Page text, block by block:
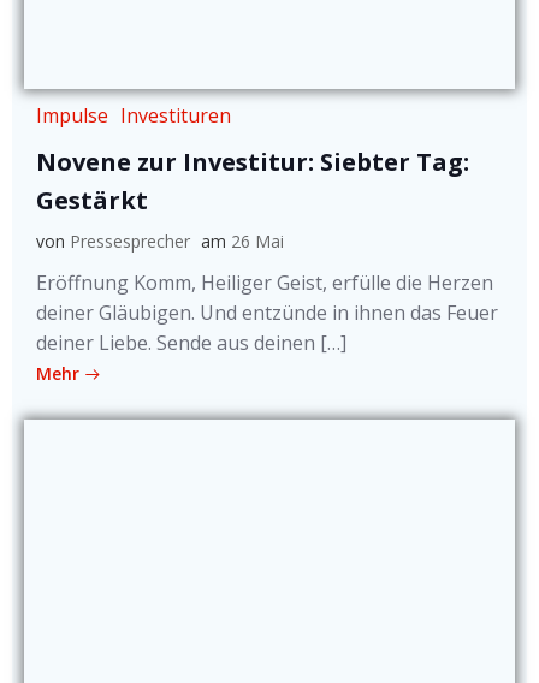
Impulse Investituren
Novene zur Investitur: Siebter Tag:
Gestärkt
von Pressesprecher am 26 Mai
Eröffnung Komm, Heiliger Geist, erfülle die Herzen
deiner Gläubigen. Und entzünde in ihnen das Feuer
deiner Liebe. Sende aus deinen […]
Mehr